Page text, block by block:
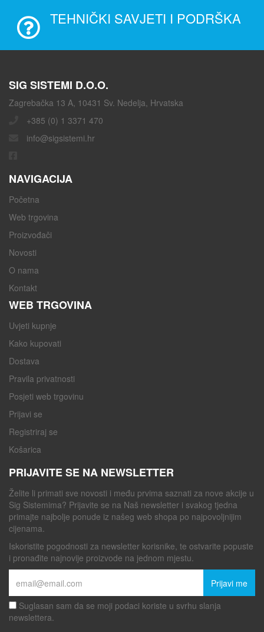
TEHNIČKI SAVJETI I PODRŠKA
SIG SISTEMI D.O.O.
Zagrebačka 13 A, 10431 Sv. Nedelja, Hrvatska
+385 (0) 1 3371 470
info@sigsistemi.hr
NAVIGACIJA
Početna
Web trgovina
Proizvođači
Novosti
O nama
Kontakt
WEB TRGOVINA
Uvjeti kupnje
Kako kupovati
Dostava
Pravila privatnosti
Posjeti web trgovinu
Prijavi se
Registriraj se
Košarica
PRIJAVITE SE NA NEWSLETTER
Želite li primati sve novosti i među prvima saznati za nove akcije u
Sig Sistemima? Prijavite se na Naš newsletter i svakog tjedna
primajte najbolje ponude iz našeg web shopa po najpovoljnijim
cijenama.
Iskoristite pogodnosti za newsletter korisnike, te ostvarite popuste
i pronađite najnovije proizvode na jednom mjestu.
Prijavi me
Suglasan sam da se moji podaci koriste u svrhu slanja
newslettera.